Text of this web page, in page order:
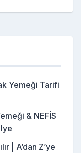
Yemeği Tarifi
& NEFİS
| A’dan Z’ye